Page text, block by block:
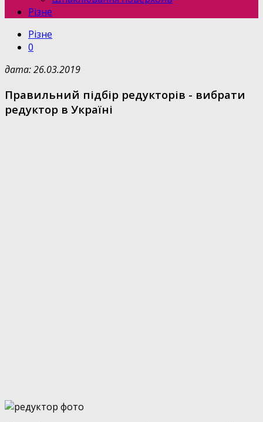
Різне
Різне
0
дата: 26.03.2019
Правильний підбір редукторів - вибрати
редуктор в Україні